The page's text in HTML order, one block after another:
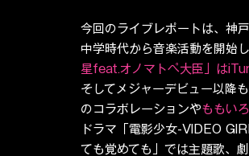
今回のライブレポートは、
中学時代から音楽活動を開始
星feat.オノマトペ大臣」は
そしてメジャーデビュー以降
のコラボレーションやももい
ドラマ「電影少女-VIDEO
ても覚めても」では主題歌、